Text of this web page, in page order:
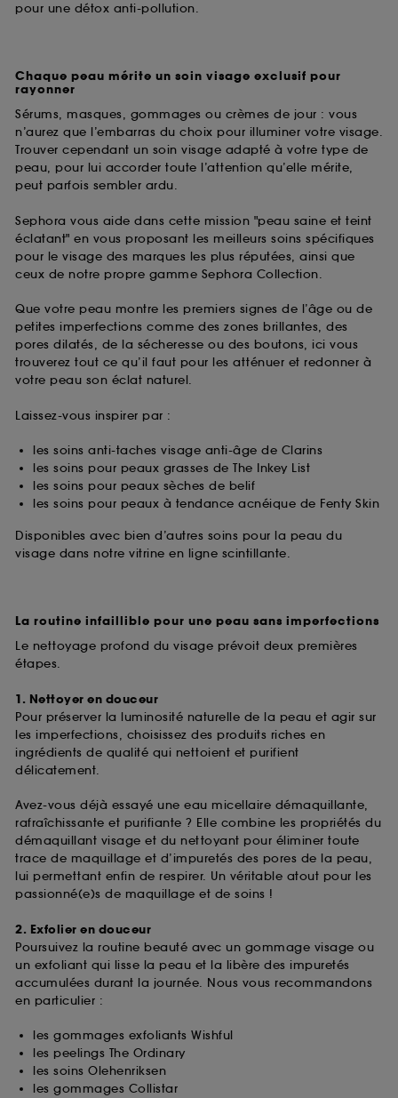
pour une détox anti-pollution.
Chaque peau mérite un soin visage exclusif pour
rayonner
Sérums, masques, gommages ou crèmes de jour : vous
n’aurez que l’embarras du choix pour illuminer votre visage.
Trouver cependant un soin visage adapté à votre type de
peau, pour lui accorder toute l’attention qu’elle mérite,
peut parfois sembler ardu.
Sephora vous aide dans cette mission "peau saine et teint
éclatant" en vous proposant les meilleurs soins spécifiques
pour le visage des marques les plus réputées, ainsi que
ceux de notre propre gamme Sephora Collection.
Que votre peau montre les premiers signes de l’âge ou de
petites imperfections comme des zones brillantes, des
pores dilatés, de la sécheresse ou des boutons, ici vous
trouverez tout ce qu’il faut pour les atténuer et redonner à
votre peau son éclat naturel.
Laissez-vous inspirer par :
les soins anti-taches visage anti-âge de Clarins
les soins pour peaux grasses de The Inkey List
les soins pour peaux sèches de belif
les soins pour peaux à tendance acnéique de Fenty Skin
Disponibles avec bien d’autres soins pour la peau du
visage dans notre vitrine en ligne scintillante.
La routine infaillible pour une peau sans imperfections
Le nettoyage profond du visage prévoit deux premières
étapes.
1. Nettoyer en douceur
Pour préserver la luminosité naturelle de la peau et agir sur
les imperfections, choisissez des produits riches en
ingrédients de qualité qui nettoient et purifient
délicatement.
Avez-vous déjà essayé une eau micellaire démaquillante,
rafraîchissante et purifiante ? Elle combine les propriétés du
démaquillant visage et du nettoyant pour éliminer toute
trace de maquillage et d’impuretés des pores de la peau,
lui permettant enfin de respirer. Un véritable atout pour les
passionné(e)s de maquillage et de soins !
2. Exfolier en douceur
Poursuivez la routine beauté avec un gommage visage ou
un exfoliant qui lisse la peau et la libère des impuretés
accumulées durant la journée. Nous vous recommandons
en particulier :
les gommages exfoliants Wishful
les peelings The Ordinary
les soins Olehenriksen
les gommages Collistar